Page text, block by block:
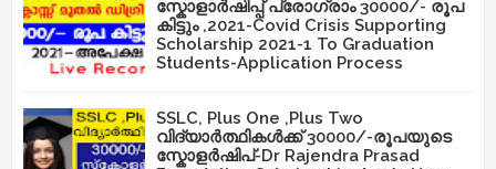
സ്കോളാർഷിപ്പ് പ്രോഗ്രാം 30000/- രൂപ
കിട്ടും ,2021-Covid Crisis Supporting
Scholarship 2021-1 To Graduation
Students-Application Process
SSLC, Plus One ,Plus Two
വിദ്യാർത്ഥികൾക്ക് 30000/-രൂപയുടെ
സ്കോളർഷിപ്-Dr Rajendra Prasad